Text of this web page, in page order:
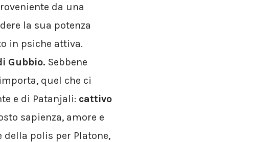
da una
la sua potenza
in psiche attiva.
Gubbio. Sebbene
quel che ci
e di Patanjali: cattivo
sapienza, amore e
della polis per Platone,